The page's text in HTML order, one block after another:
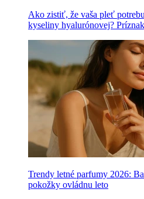
Ako zistiť, že vaša pleť
kyseliny hyalurónovej?
Trendy letné parfumy 2026:
pokožky ovládnu leto